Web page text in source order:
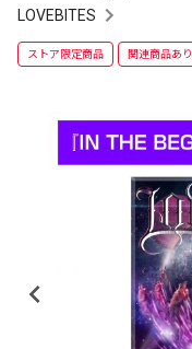
LOVEBITES
ストア限定商品 関連商品あり